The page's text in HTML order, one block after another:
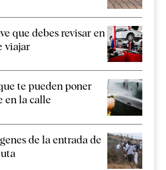
que debes revisar en
viajar
te pueden poner
en la calle
de la entrada de